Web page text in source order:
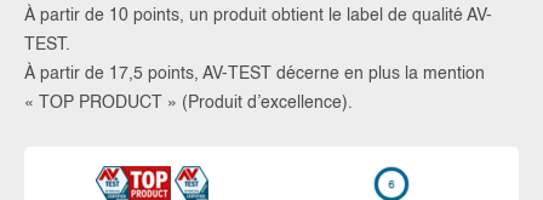
À partir de 10 points, un produit obtient le label de qualité AV-
TEST.
À partir de 17,5 points, AV-TEST décerne en plus la mention
« TOP PRODUCT » (Produit d’excellence).